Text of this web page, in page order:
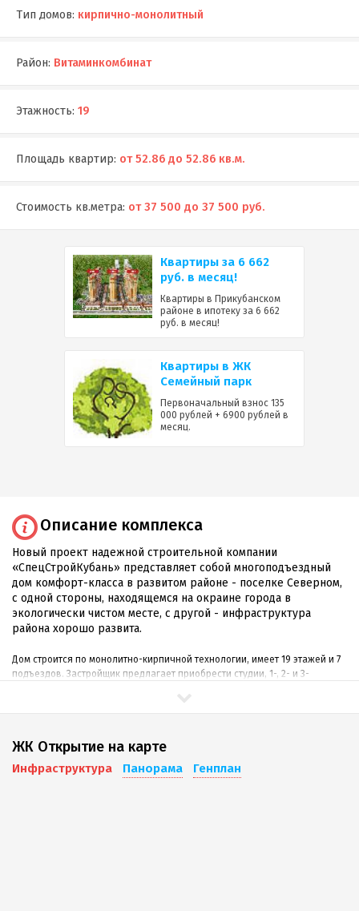
Тип домов: кирпично-монолитный
Район: Витаминкомбинат
Этажность: 19
Площадь квартир: от 52.86 до 52.86 кв.м.
Стоимость кв.метра: от 37 500 до 37 500 руб.
Квартиры за 6 662
руб. в месяц!
Квартиры в Прикубанском
районе в ипотеку за 6 662
руб. в месяц!
Квартиры в ЖК
Семейный парк
Первоначальный взнос 135
000 рублей + 6900 рублей в
месяц.
Описание комплекса
Новый проект надежной строительной компании
«СпецСтройКубань» представляет собой многоподъездный
дом комфорт-класса в развитом районе - поселке Северном,
с одной стороны, находящемся на окраине города в
экологически чистом месте, с другой - инфраструктура
района хорошо развита.
Дом строится по монолитно-кирпичной технологии, имеет 19 этажей и 7
подъездов. Застройщик предлагает приобрести студии, 1-, 2- и 3-
Визитной карточкой объектов «ССК» стало продуманное и безопасное
комплекса, видеонаблюдение, обустройство современных детских
ЖК Открытие на карте
Инфраструктура Панорама Генплан